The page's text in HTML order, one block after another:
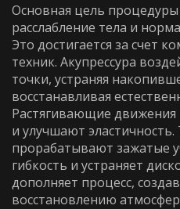
Основная цель процедуры
расслабление тела и
Это достигается за счет
техник. Акупрессура
точки, устраняя
восстанавливая
Растягивающие
и улучшают
прорабатывают зажатые
гибкость и устраняет
дополняет процесс,
восстановлению